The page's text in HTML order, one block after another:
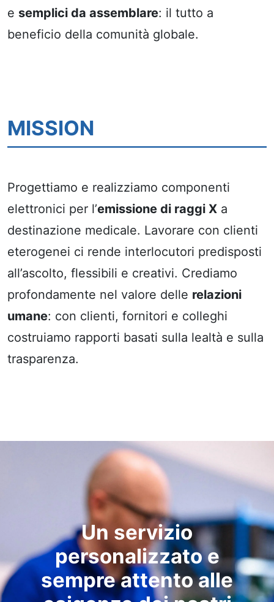
e semplici da assemblare: il tutto a
beneficio della comunità globale.
MISSION
Progettiamo e realizziamo componenti
elettronici per l’emissione di raggi X a
destinazione medicale. Lavorare con clienti
eterogenei ci rende interlocutori predisposti
all’ascolto, flessibili e creativi. Crediamo
profondamente nel valore delle relazioni
umane: con clienti, fornitori e colleghi
costruiamo rapporti basati sulla lealtà e sulla
trasparenza.
Un servizio
personalizzato e
sempre attento alle